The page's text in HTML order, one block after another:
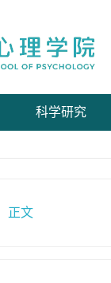
科学研究
正文